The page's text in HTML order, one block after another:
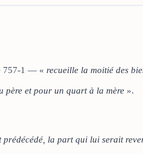
757-1 — «recueille la moitié des
père et pour un quart à la mère ».
prédécédé, la part qui lui serait